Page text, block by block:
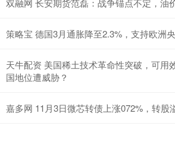
策略宝 德国3月通胀降至2.3%，支持欧洲
天牛配资 美国稀土技术革命性突破，可用
国地位遭威胁？
嘉多网 11月3日微芯转债上涨072%，转股